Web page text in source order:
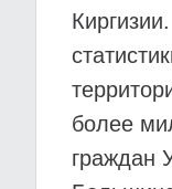
более
граждан